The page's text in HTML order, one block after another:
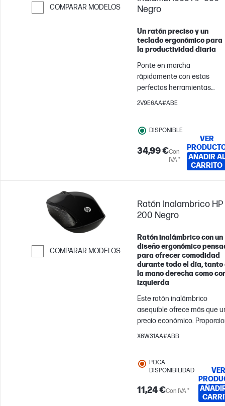
COMPARAR MODELOS
Negro
Un ratón preciso y un
teclado ergonómico para
la productividad diaria
Ponte en marcha
rápidamente con estas
perfectas herramientas
inalámbricas, un ratón
necesario, incluido un
teclado numérico, hacia
donde quiera que te lleven
2V9E6AA#ABE
DISPONIBLE
34,99 €Con
IVA *
VER
AÑADIR AL
CARRITO
COMPARAR MODELOS
Ratón Inalambrico HP
200 Negro
Ratón inalámbrico con un
diseño ergonómico
para ofrecer comodidad
durante todo el día, tanto
la mano derecha como
izquierda
Este ratón inalámbrico
asequible ofrece más que
precio económico.
libertad para crear sin
contorneado pensando en
diestros y zurdos por igual,
que pueda aumentar su
productividad sin esfuerzo.
X6W31AA#ABB
POCA
DISPONIBILIDAD
11,24 €Con IVA *
VER